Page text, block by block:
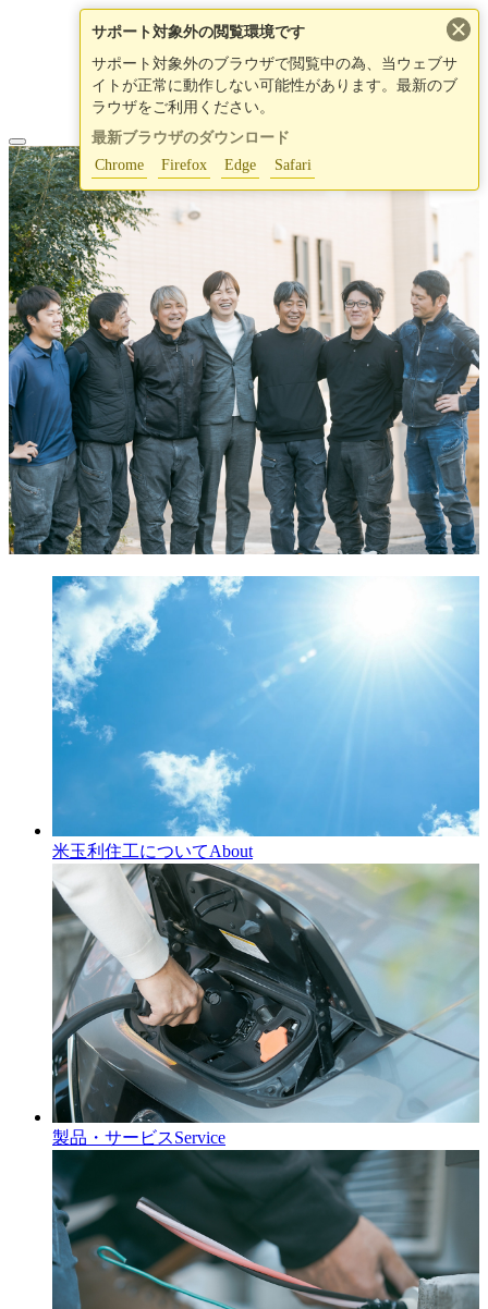
サポート対象外の閲覧環境です
サポート対象外のブラウザで閲覧中の為、当ウェブサ
イトが正常に動作しない可能性があります。最新のブ
ラウザをご利用ください。
最新ブラウザのダウンロード
Chrome
Firefox Edge Safari
米玉利住工についてAbout
製品・サービスService